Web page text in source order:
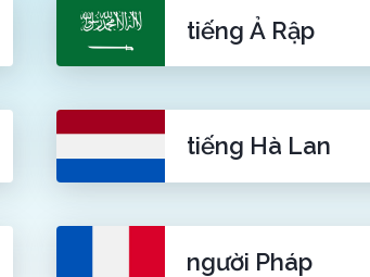
tiếng Ả Rập
tiếng Hà Lan
người Pháp